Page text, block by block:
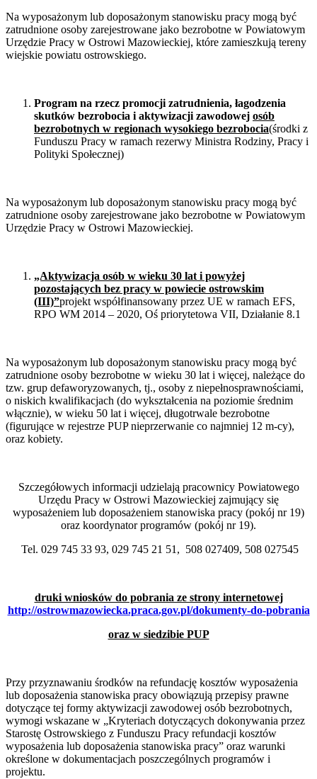
Na wyposażonym lub doposażonym stanowisku pracy mogą być
zatrudnione osoby zarejestrowane jako bezrobotne w Powiatowym
Urzędzie Pracy w Ostrowi Mazowieckiej, które zamieszkują tereny
wiejskie powiatu ostrowskiego.
Program na rzecz promocji zatrudnienia, łagodzenia
skutków bezrobocia i aktywizacji zawodowej osób
bezrobotnych w regionach wysokiego bezrobocia(środki z
Funduszu Pracy w ramach rezerwy Ministra Rodziny, Pracy i
Polityki Społecznej)
Na wyposażonym lub doposażonym stanowisku pracy mogą być
zatrudnione osoby zarejestrowane jako bezrobotne w Powiatowym
Urzędzie Pracy w Ostrowi Mazowieckiej.
„Aktywizacja osób w wieku 30 lat i powyżej
pozostających bez pracy w powiecie ostrowskim
(III)”projekt współfinansowany przez UE w ramach EFS,
RPO WM 2014 – 2020, Oś priorytetowa VII, Działanie 8.1
Na wyposażonym lub doposażonym stanowisku pracy mogą być
zatrudnione osoby bezrobotne w wieku 30 lat i więcej, należące do
tzw. grup defaworyzowanych, tj., osoby z niepełnosprawnościami,
o niskich kwalifikacjach (do wykształcenia na poziomie średnim
włącznie), w wieku 50 lat i więcej, długotrwale bezrobotne
(figurujące w rejestrze PUP nieprzerwanie co najmniej 12 m-cy),
oraz kobiety.
Szczegółowych informacji udzielają pracownicy Powiatowego
Urzędu Pracy w Ostrowi Mazowieckiej zajmujący się
wyposażeniem lub doposażeniem stanowiska pracy (pokój nr 19)
oraz koordynator programów (pokój nr 19).
Tel. 029 745 33 93, 029 745 21 51, 508 027409, 508 027545
druki wniosków do pobrania ze strony internetowej
http://ostrowmazowiecka.praca.gov.pl/dokumenty-do-pobrania
oraz w siedzibie PUP
Przy przyznawaniu środków na refundację kosztów wyposażenia
lub doposażenia stanowiska pracy obowiązują przepisy prawne
dotyczące tej formy aktywizacji zawodowej osób bezrobotnych,
wymogi wskazane w „Kryteriach dotyczących dokonywania przez
Starostę Ostrowskiego z Funduszu Pracy refundacji kosztów
wyposażenia lub doposażenia stanowiska pracy” oraz warunki
określone w dokumentacjach poszczególnych programów i
projektu.